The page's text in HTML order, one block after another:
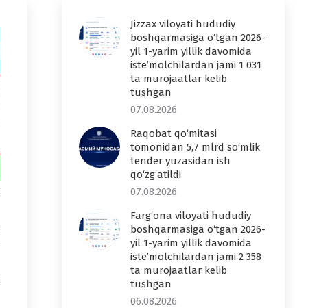
Jizzax viloyati hududiy
boshqarmasiga o‘tgan 2026-
yil 1-yarim yillik davomida
iste’molchilardan jami 1 031
ta murojaatlar kelib
tushgan
07.08.2026
Raqobat qo‘mitasi
tomonidan 5,7 mlrd so‘mlik
tender yuzasidan ish
qo‘zg‘atildi
07.08.2026
Farg‘ona viloyati hududiy
boshqarmasiga o‘tgan 2026-
yil 1-yarim yillik davomida
iste’molchilardan jami 2 358
ta murojaatlar kelib
tushgan
06.08.2026